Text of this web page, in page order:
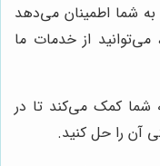
به شما اطمینان می‌دهد
از خدمات ما
کمک می‌کند تا در
آن را حل کنید.